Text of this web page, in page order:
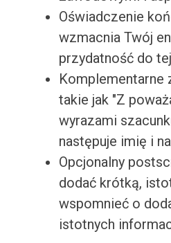
Oświadczenie
wzmacnia Twój
przydatność do
Komplementarne
takie jak "Z
wyrazami
następuje imię i
Opcjonalny
dodać krótką,
wspomnieć o
istotnych